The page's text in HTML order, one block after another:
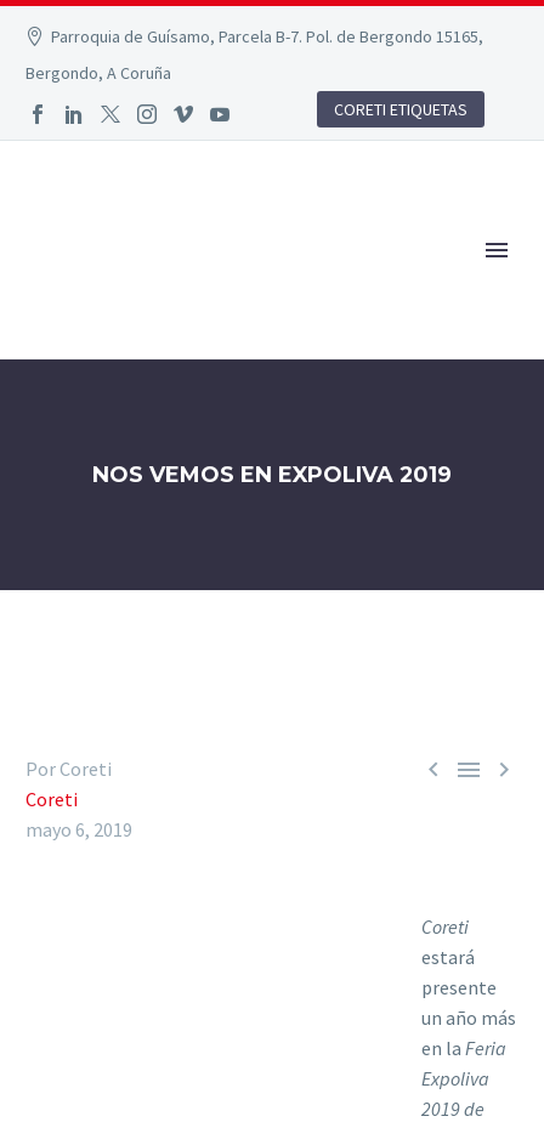
Parroquia de Guísamo, Parcela B-7. Pol. de Bergondo 15165,
Bergondo, A Coruña
CORETI ETIQUETAS
NOS VEMOS EN EXPOLIVA 2019
  
Por Coreti
Coreti
mayo 6, 2019
Coreti
estará
presente
un año más
en la Feria
Expoliva
2019 de